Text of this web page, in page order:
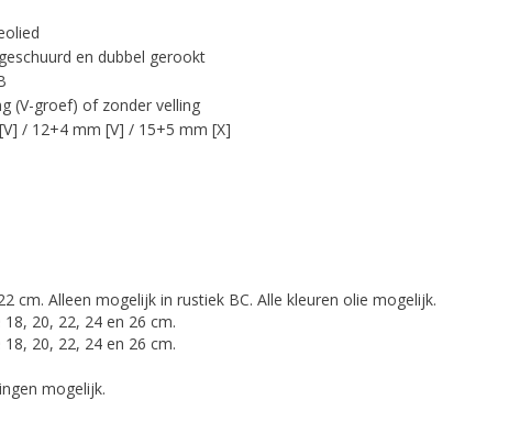
en dubbel gerookt
(V-groef) of zonder velling
/ 12+4 mm [V] / 15+5 mm [X]
cm. Alleen mogelijk in rustiek BC. Alle kleuren olie mogelijk.
20, 22, 24 en 26 cm.
20, 22, 24 en 26 cm.
mogelijk.